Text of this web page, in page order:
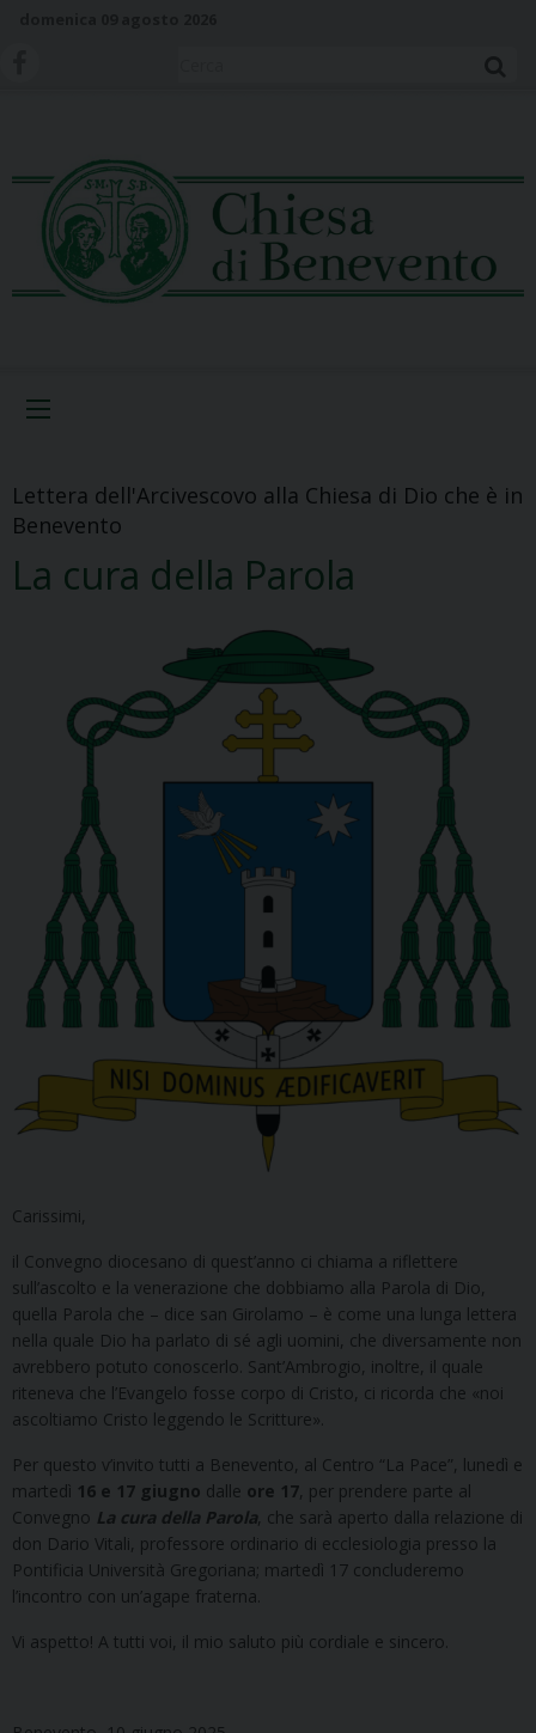
Lettera dell'Arcivescovo alla Chiesa di Dio che è in
Benevento
La cura della Parola
Carissimi,
il Convegno diocesano di quest’anno ci chiama a riflettere
sull’ascolto e la venerazione che dobbiamo alla Parola di Dio,
quella Parola che – dice san Girolamo – è come una lunga lettera
nella quale Dio ha parlato di sé agli uomini, che diversamente non
avrebbero potuto conoscerlo. Sant’Ambrogio, inoltre, il quale
riteneva che l’Evangelo fosse corpo di Cristo, ci ricorda che «noi
ascoltiamo Cristo leggendo le Scritture».
Per questo v’invito tutti a Benevento, al Centro “La Pace”, lunedì e
martedì 16 e 17 giugno dalle ore 17, per prendere parte al
Convegno La cura della Parola, che sarà aperto dalla relazione di
don Dario Vitali, professore ordinario di ecclesiologia presso la
Pontificia Università Gregoriana; martedì 17 concluderemo
l’incontro con un’agape fraterna.
Vi aspetto! A tutti voi, il mio saluto più cordiale e sincero.